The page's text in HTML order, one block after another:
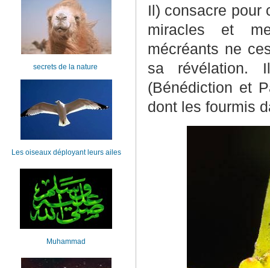
Il) consacre pour
miracles et
mécréants ne
sa révélation.
(Bénédiction et
dont les fourmis
secrets de la nature
Les oiseaux déployant leurs ailes
Muhammad